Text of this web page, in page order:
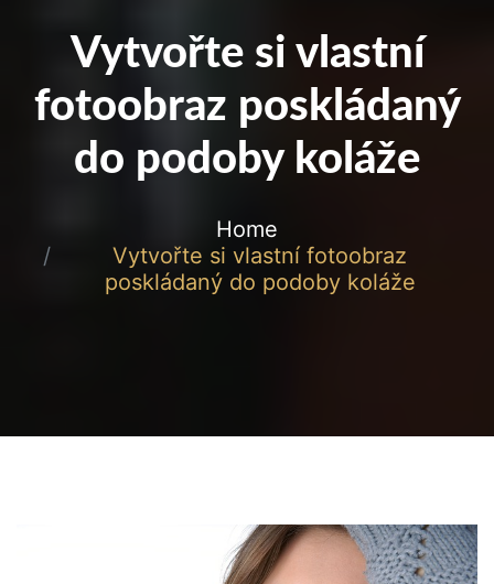
Vytvořte si vlastní
fotoobraz poskládaný
do podoby koláže
Home
Vytvořte si vlastní fotoobraz
poskládaný do podoby koláže